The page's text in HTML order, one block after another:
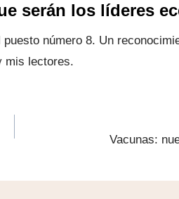
serán los líderes
puesto número 8. Un
mis lectores.
Vacunas: